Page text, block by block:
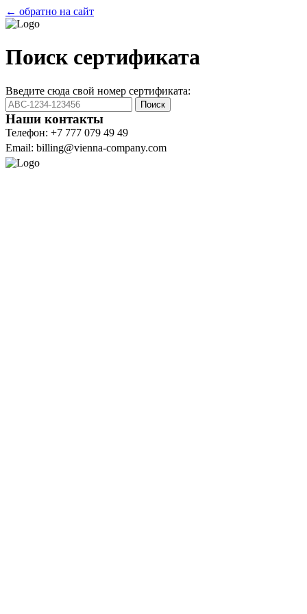
← обратно на сайт
Поиск сертификата
Введите сюда свой номер сертификата:
Поиск
Наши контакты
Телефон: +7 777 079 49 49
Email: billing@vienna-company.com